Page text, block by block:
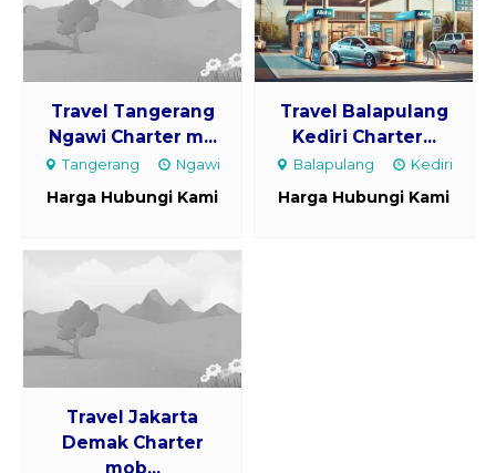
Travel Tangerang
Ngawi Charter m...
Tangerang Ngawi
Harga Hubungi Kami
Travel Balapulang
Kediri Charter...
Balapulang Kediri
Harga Hubungi Kami
Travel Jakarta
Demak Charter
mob...